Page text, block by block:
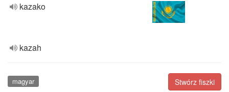
kazako
kazah
Stwórz fiszki
magyar